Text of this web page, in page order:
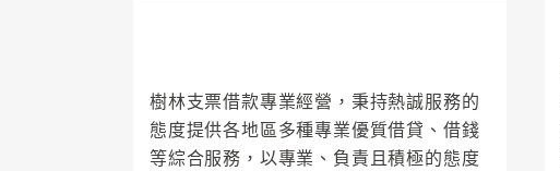
樹林支票借款專業經營，秉持熱誠服務的
態度提供各地區多種專業優質借貸、借錢
等綜合服務，以專業、負責且積極的態度